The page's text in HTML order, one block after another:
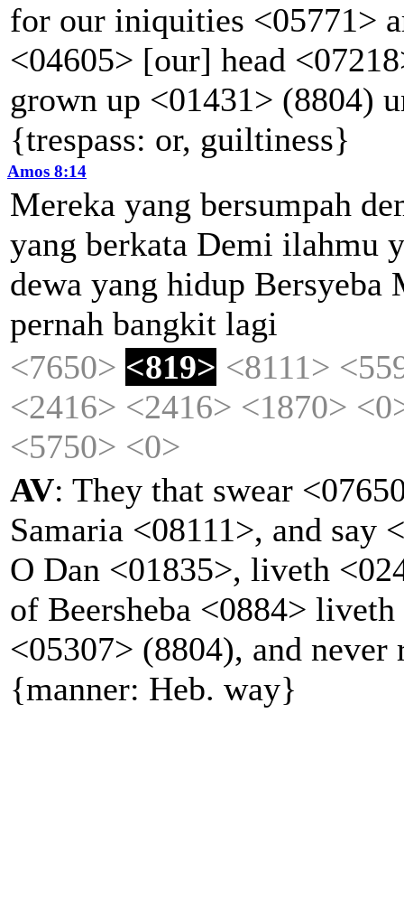
for our iniquities <05771>
<04605> [our] head
grown up <01431> (8804)
{trespass: or, guiltiness}
Amos 8:14
Mereka yang bersumpah
yang berkata Demi ilahmu
dewa yang hidup Bersyeba
pernah bangkit lagi
<7650> <819> <8111>
<2416> <2416> <1870>
<5750> <0>
AV: They that swear
Samaria <08111>, and say
O Dan <01835>, liveth
of Beersheba <0884>
<05307> (8804), and
{manner: Heb. way}